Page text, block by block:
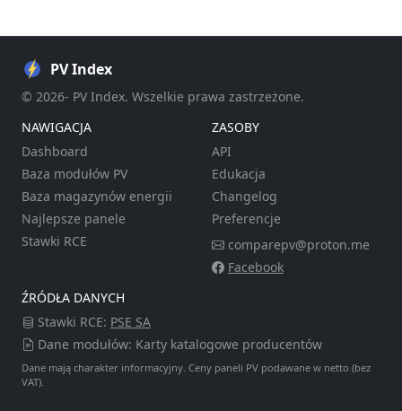
PV Index
© 2026- PV Index. Wszelkie prawa zastrzeżone.
NAWIGACJA
Dashboard
Baza modułów PV
Baza magazynów energii
Najlepsze panele
Stawki RCE
ZASOBY
API
Edukacja
Changelog
Preferencje
comparepv@proton.me
Facebook
ŹRÓDŁA DANYCH
Stawki RCE: PSE SA
Dane modułów: Karty katalogowe producentów
Dane mają charakter informacyjny. Ceny paneli PV podawane w netto (bez
VAT).